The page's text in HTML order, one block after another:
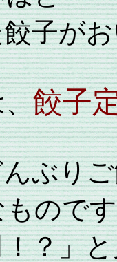
子が
餃子
ぶりご
ので
？」